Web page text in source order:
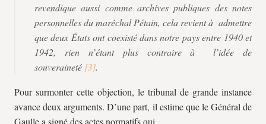
revendique aussi comme archives publiques des notes
personnelles du maréchal Pétain, cela revient à admettre
que deux États ont coexisté dans notre pays entre 1940 et
1942, rien n’étant plus contraire à l’idée de
souveraineté
.
Pour surmonter cette objection, le tribunal de grande instance
avance deux arguments. D’une part, il estime que le Général de
Gaulle a signé des actes normatifs qui